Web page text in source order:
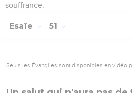
souffrance.
Esaïe 51
Seuls les Évangiles sont disponibles en vidéo